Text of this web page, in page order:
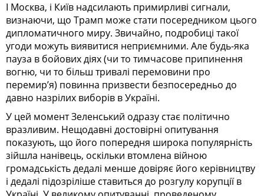
І Москва, і Київ надсилають примирливі сигнали,
визнаючи, що Трамп може стати посередником цього
дипломатичного миру. Звичайно, подробиці такої
угоди можуть виявитися неприємними. Але будь-яка
пауза в бойових діях (чи то тимчасове припинення
вогню, чи то більш тривалі перемовини про
перемир’я) повинна призвести безпосередньо до
давно назрілих виборів в Україні.
У цей момент Зеленський одразу стає політично
вразливим. Нещодавні достовірні опитування
показують, що його попередня широка популярність
зійшла нанівець, оскільки втомлена війною
громадськість дедалі менше довіряє його керівництву
і дедалі підозріліше ставиться до розгулу корупції в